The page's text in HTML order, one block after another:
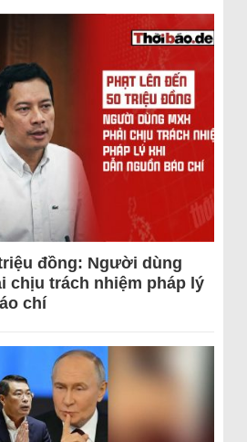
đồng: Người dùng
chịu trách nhiệm pháp lý
chí